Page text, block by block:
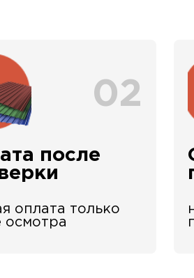
02
после
оплата только
осмотра